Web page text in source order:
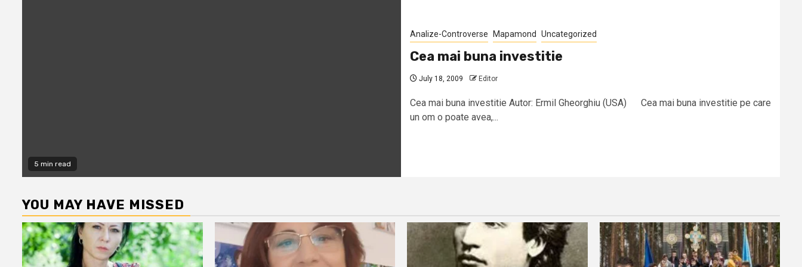
5 min read
Analize-Controverse Mapamond Uncategorized
Cea mai buna investitie
July 18, 2009 Editor
Cea mai buna investitie Autor: Ermil Gheorghiu (USA) Cea mai buna investitie pe care
un om o poate avea,...
YOU MAY HAVE MISSED